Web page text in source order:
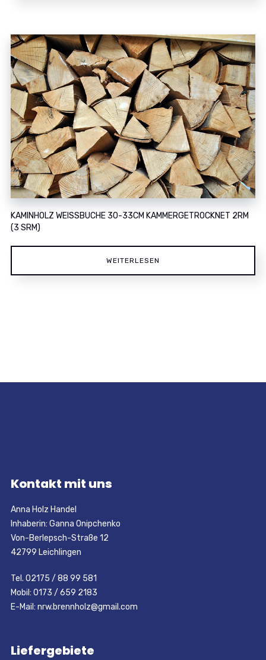
KAMINHOLZ WEISSBUCHE 30-33CM KAMMERGETROCKNET 2RM (
3 SRM)
WEITERLESEN
Kontakt mit uns
Anna Holz Handel
Inhaberin: Ganna Onipchenko
Von-Berlepsch-Straße 12
42799 Leichlingen
Tel. 02175 / 88 99 581
Mobil: 0173 / 659 2183
E-Mail: nrw.brennholz@gmail.com
Liefergebiete